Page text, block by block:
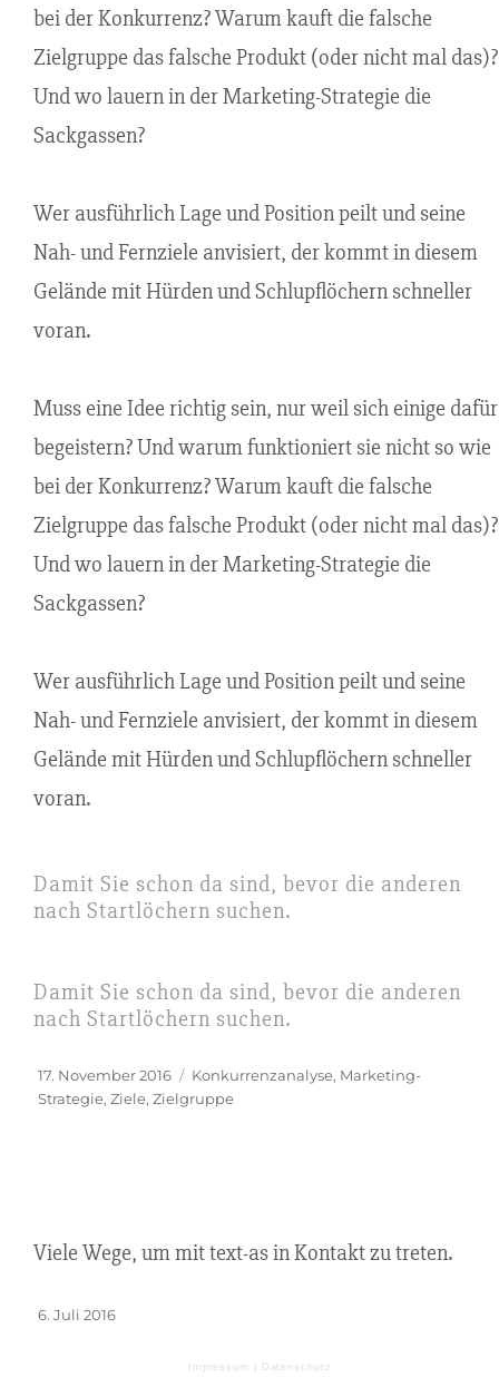
bei der Konkurrenz? Warum kauft die falsche
Zielgruppe das falsche Produkt (oder nicht mal das)?
Und wo lauern in der Marketing-Strategie die
Sackgassen?
Wer ausführlich Lage und Position peilt und seine
Nah- und Fernziele anvisiert, der kommt in diesem
Gelände mit Hürden und Schlupflöchern schneller
voran.
Muss eine Idee richtig sein, nur weil sich einige dafür
begeistern? Und warum funktioniert sie nicht so wie
bei der Konkurrenz? Warum kauft die falsche
Zielgruppe das falsche Produkt (oder nicht mal das)?
Und wo lauern in der Marketing-Strategie die
Sackgassen?
Wer ausführlich Lage und Position peilt und seine
Nah- und Fernziele anvisiert, der kommt in diesem
Gelände mit Hürden und Schlupflöchern schneller
voran.
Damit Sie schon da sind, bevor die anderen
nach Startlöchern suchen.
Damit Sie schon da sind, bevor die anderen
nach Startlöchern suchen.
Veröffentlicht
am
17. November 2016 Schlagwörter
Konkurrenzanalyse, Marketing-
Strategie,Ziele,Zielgruppe
Viele Wege, um mit text-as in Kontakt zu treten.
Veröffentlicht
6. Juli 2016
Impressum | Datenschutz